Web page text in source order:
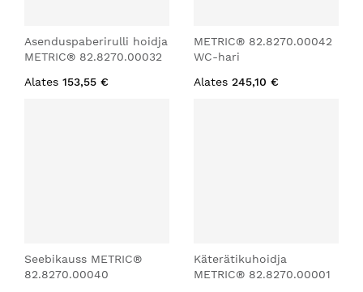
Asenduspaberirulli hoidja
METRIC® 82.8270.00032
Alates 153,55 €
METRIC® 82.8270.00042
WC-hari
Alates 245,10 €
Seebikauss METRIC®
82.8270.00040
Käterätikuhoidja
METRIC® 82.8270.00001